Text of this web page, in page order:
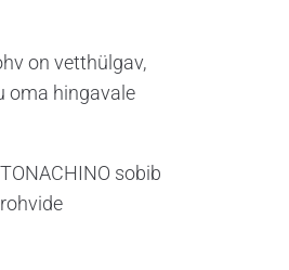
on vetthülgav,
oma hingavale
sobib